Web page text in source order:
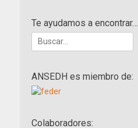
Te ayudamos a encontrar…
Buscar:
ANSEDH es miembro de:
Colaboradores: